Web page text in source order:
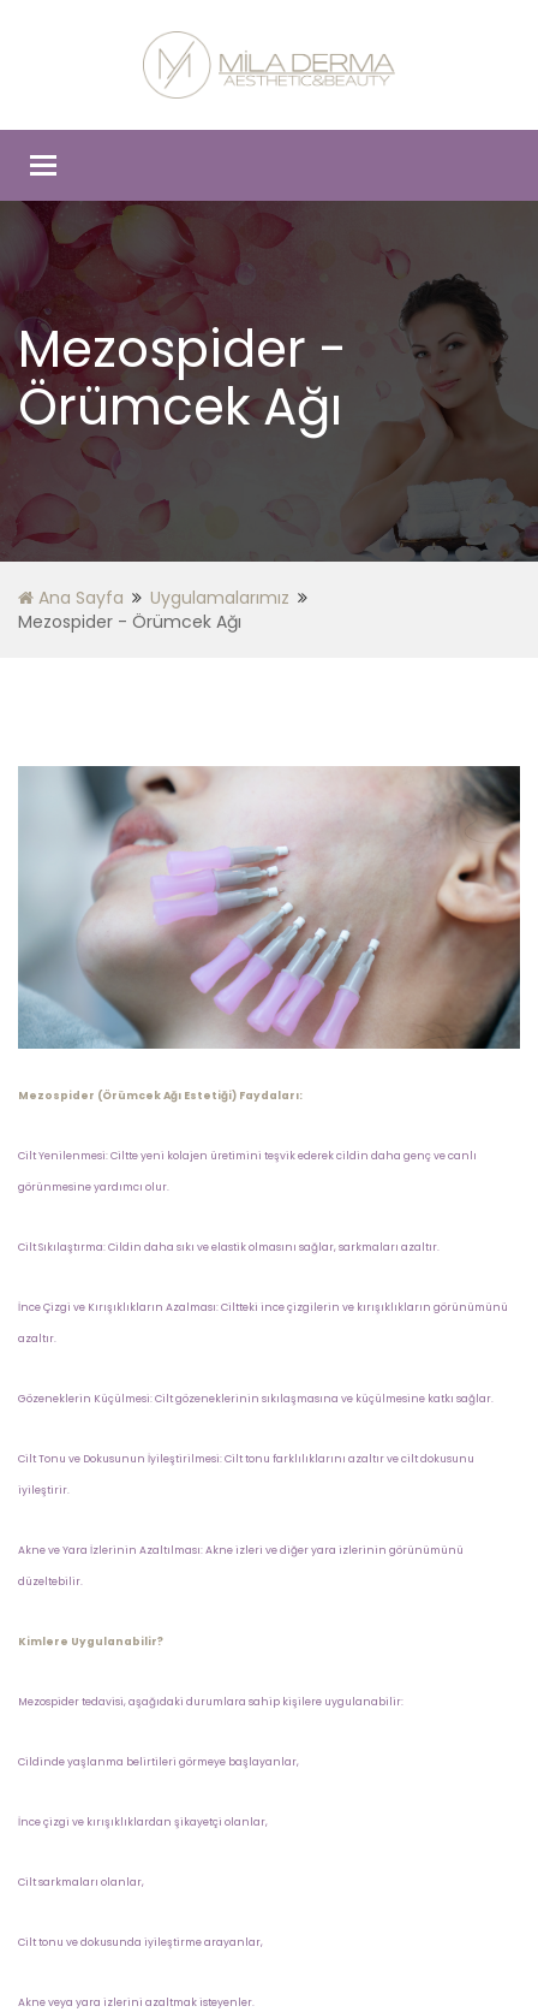
Toggle
Mezospider -
Örümcek Ağı
Ana Sayfa
Uygulamalarımız
Mezospider - Örümcek Ağı
Mezospider (Örümcek Ağı Estetiği) Faydaları:
Cilt Yenilenmesi: Ciltte yeni kolajen üretimini teşvik ederek cildin daha genç ve canlı
görünmesine yardımcı olur.
Cilt Sıkılaştırma: Cildin daha sıkı ve elastik olmasını sağlar, sarkmaları azaltır.
İnce Çizgi ve Kırışıklıkların Azalması: Ciltteki ince çizgilerin ve kırışıklıkların görünümünü
azaltır.
Gözeneklerin Küçülmesi: Cilt gözeneklerinin sıkılaşmasına ve küçülmesine katkı sağlar.
Cilt Tonu ve Dokusunun İyileştirilmesi: Cilt tonu farklılıklarını azaltır ve cilt dokusunu
iyileştirir.
Akne ve Yara İzlerinin Azaltılması: Akne izleri ve diğer yara izlerinin görünümünü
düzeltebilir.
Kimlere Uygulanabilir?
Mezospider tedavisi, aşağıdaki durumlara sahip kişilere uygulanabilir:
Cildinde yaşlanma belirtileri görmeye başlayanlar,
İnce çizgi ve kırışıklıklardan şikayetçi olanlar,
Cilt sarkmaları olanlar,
Cilt tonu ve dokusunda iyileştirme arayanlar,
Akne veya yara izlerini azaltmak isteyenler.